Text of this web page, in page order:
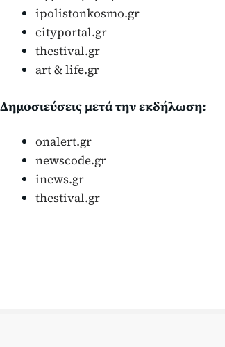
ipolistonkosmo.gr
cityportal.gr
thestival.gr
art & life.gr
Δημοσιεύσεις μετά την εκδήλωση:
onalert.gr
newscode.gr
inews.gr
thestival.gr